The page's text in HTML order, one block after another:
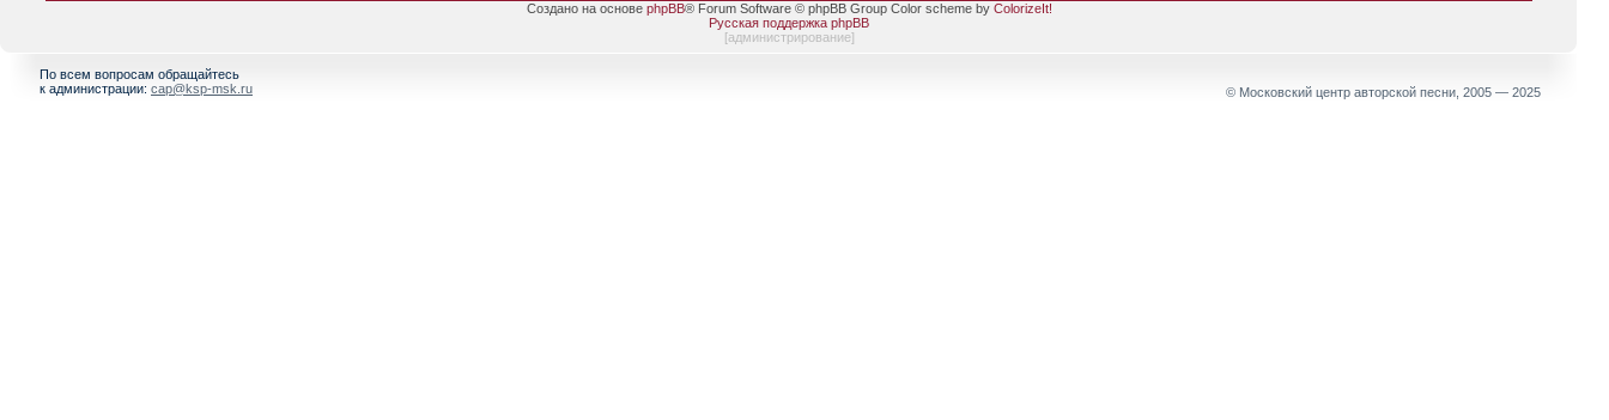
Создано на основе phpBB® Forum Software © phpBB Group Color scheme by ColorizeIt!
Русская поддержка phpBB
[администрирование]
По всем вопросам обращайтесь
к администрации: cap@ksp-msk.ru © Московский центр авторской песни, 2005 — 2025